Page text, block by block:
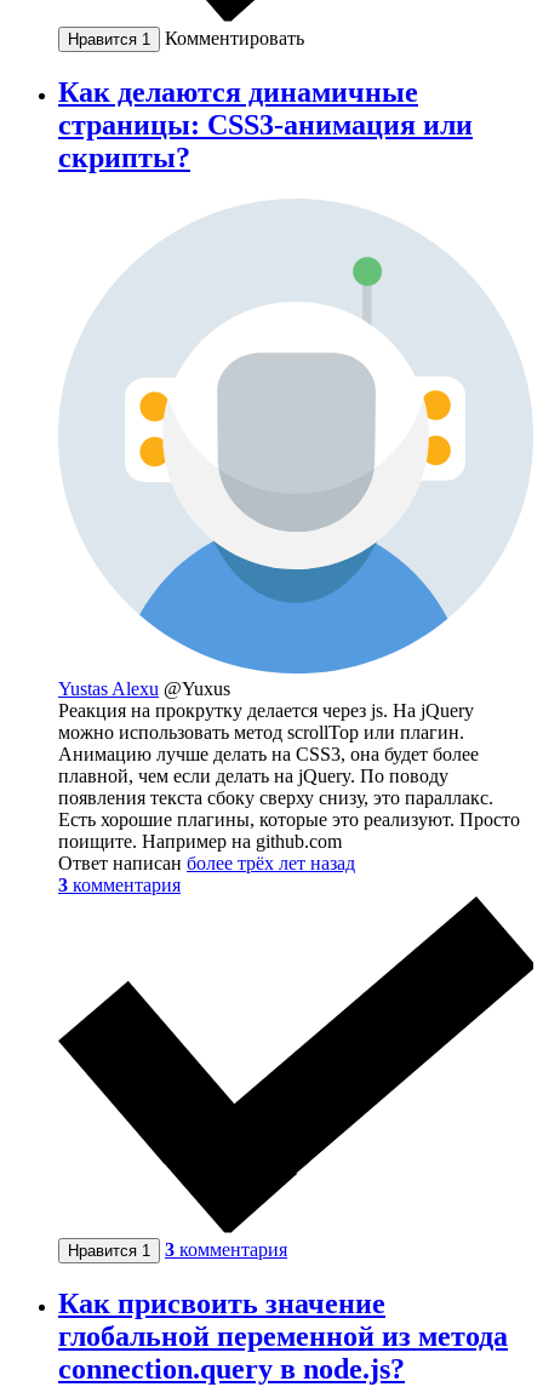
Нравится 1 Комментировать
Как делаются динамичные
страницы: CSS3-анимация или
скрипты?
Yustas Alexu @Yuxus
Реакция на прокрутку делается через js. На jQuery
можно использовать метод scrollTop или плагин.
Анимацию лучше делать на CSS3, она будет более
плавной, чем если делать на jQuery. По поводу
появления текста сбоку сверху снизу, это параллакс.
Есть хорошие плагины, которые это реализуют. Просто
поищите. Например на github.com
Ответ написан более трёх лет назад
3 комментария
Нравится 1 3 комментария
Как присвоить значение
глобальной переменной из метода
connection.query в node.js?